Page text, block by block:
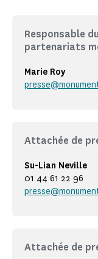
Responsable
partenariats
Marie Roy
Attachée de
Su-Lian Neville
01 44 61 22 96
Attachée de